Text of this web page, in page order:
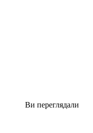
Ви переглядали